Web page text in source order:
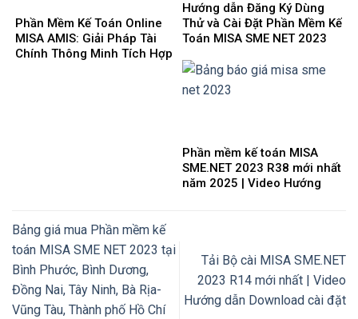
Phần Mềm Kế Toán Online
MISA AMIS: Giải Pháp Tài
Chính Thông Minh Tích Hợp
Hướng dẫn Đăng Ký Dùng
Thử và Cài Đặt Phần Mềm Kế
Toán MISA SME NET 2023
Phần mềm kế toán MISA
SME.NET 2023 R38 mới nhất
năm 2025 | Video Hướng
Bảng giá mua Phần mềm kế
toán MISA SME NET 2023 tại
Bình Phước, Bình Dương,
Đồng Nai, Tây Ninh, Bà Rịa-
Vũng Tàu, Thành phố Hồ Chí
Tải Bộ cài MISA SME.NET
2023 R14 mới nhất | Video
Hướng dẫn Download cài đặt